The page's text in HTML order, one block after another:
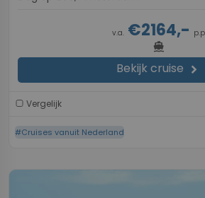
v.a.€2164,-
directions_boat
Bekijk cruise chevron_right
Vergelijk
#Cruises vanuit Nederland